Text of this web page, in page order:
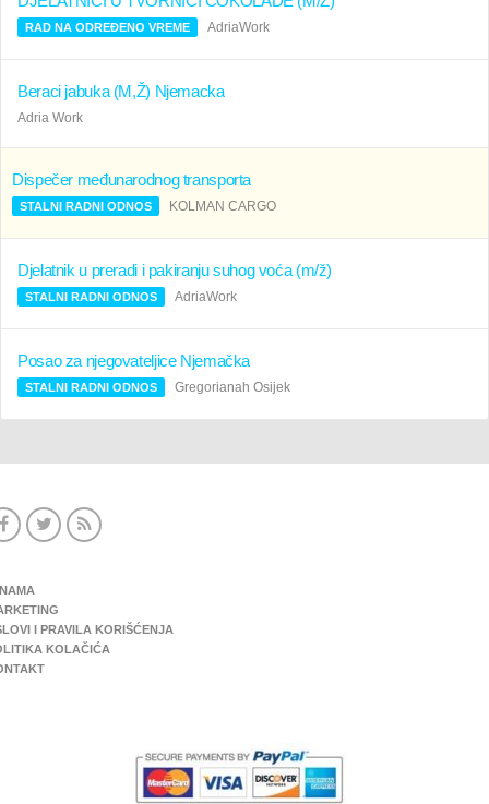
RAD NA ODREĐENO VREME AdriaWork
Beraci jabuka (M,Ž) Njemacka
Adria Work
Dispečer međunarodnog transporta
STALNI RADNI ODNOS KOLMAN CARGO
Djelatnik u preradi i pakiranju suhog voća (m/ž)
STALNI RADNI ODNOS AdriaWork
Posao za njegovateljice Njemačka
STALNI RADNI ODNOS Gregorianah Osijek
I PRAVILA KORIŠĆENJA
KOLAČIĆA